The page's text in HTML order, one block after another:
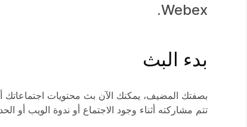
Webex.
بدء البث
تتم مشاركته أثناء وجود الاجتماع أو ندوة الويب